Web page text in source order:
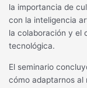
la importancia de
con la inteligencia
la colaboración y el
tecnológica.
El seminario
cómo adaptarnos al